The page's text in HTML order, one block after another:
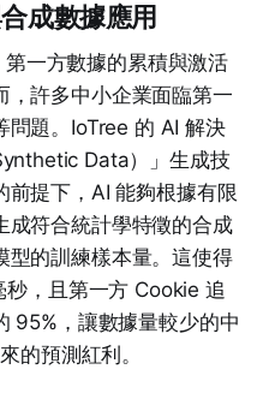
成數據應用
一方數據的累積與激活
，許多中小企業面臨第一
問題。IoTree 的 AI 解決
Data）」生成技
前提下，AI 能夠根據有限
成符合統計學特徵的合成
型的訓練樣本量。這使得
，且第一方 Cookie 追
95%，讓數據量較少的中
的預測紅利。